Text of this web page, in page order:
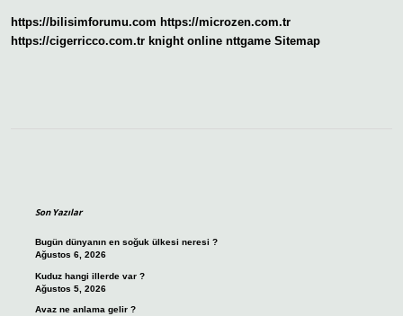
https://bilisimforumu.com https://microzen.com.tr
https://cigerricco.com.tr knight online nttgame Sitemap
Son Yazılar
Bugün dünyanın en soğuk ülkesi neresi ?
Ağustos 6, 2026
Kuduz hangi illerde var ?
Ağustos 5, 2026
Avaz ne anlama gelir ?